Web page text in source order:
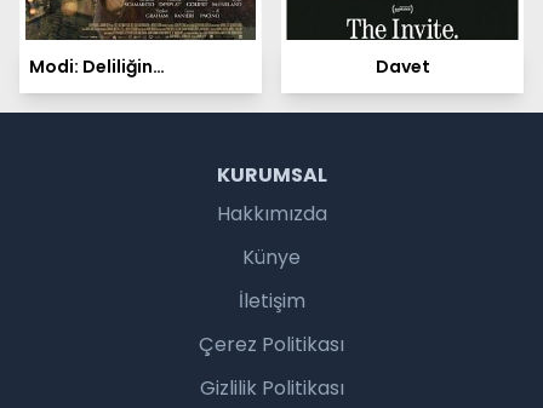
Modi: Deliliğin
Kanadında Üç Gün
Davet
KURUMSAL
Hakkımızda
Künye
İletişim
Çerez Politikası
Gizlilik Politikası